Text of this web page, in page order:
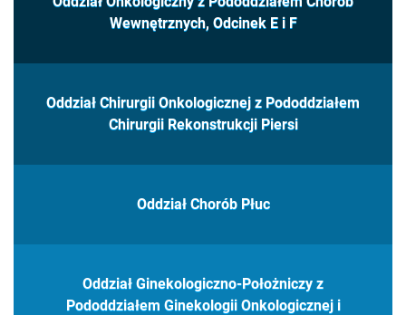
Wewnętrznych, Odcinek E i F
Oddział Chirurgii Onkologicznej z Pododdziałem
Chirurgii Rekonstrukcji Piersi
Oddział Chorób Płuc
Oddział Ginekologiczno-Położniczy z
Pododdziałem Ginekologii Onkologicznej i